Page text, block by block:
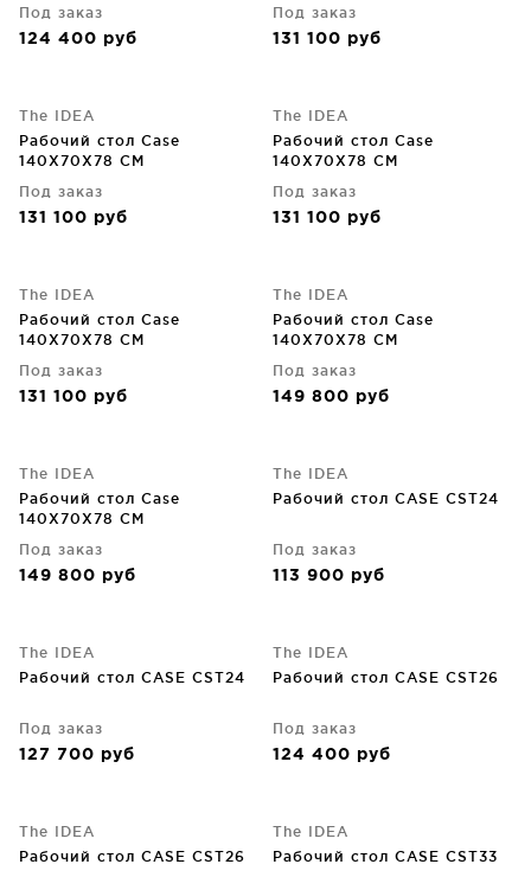
Под заказ
124 400 руб
Под заказ
131 100 руб
The IDEA
Рабочий стол Case
140X70X78 CM
Под заказ
131 100 руб
The IDEA
Рабочий стол Case
140X70X78 CM
Под заказ
131 100 руб
The IDEA
Рабочий стол Case
140X70X78 CM
Под заказ
131 100 руб
The IDEA
Рабочий стол Case
140X70X78 CM
Под заказ
149 800 руб
The IDEA
Рабочий стол Case
140X70X78 CM
Под заказ
149 800 руб
The IDEA
Рабочий стол CASE CST24
Под заказ
113 900 руб
The IDEA
Рабочий стол CASE CST24
Под заказ
127 700 руб
The IDEA
Рабочий стол CASE CST26
Под заказ
124 400 руб
The IDEA
Рабочий стол CASE CST26
The IDEA
Рабочий стол CASE CST33